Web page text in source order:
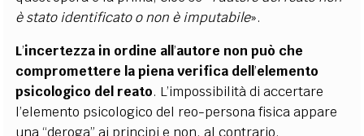
è stato identificato o non è imputabile».
L’incertezza in ordine all’autore non può che
compromettere la piena verifica dell’elemento
psicologico del reato. L’impossibilità di accertare
l’elemento psicologico del reo-persona fisica appare
una“deroga” ai principi e non, al contrario,